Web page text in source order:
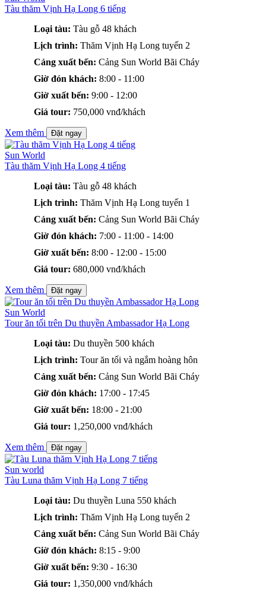
Tàu thăm Vịnh Hạ Long 6 tiếng
Loại tàu: Tàu gỗ 48 khách
Lịch trình: Thăm Vịnh Hạ Long tuyến 2
Cảng xuất bến: Cảng Sun World Bãi Cháy
Giờ đón khách: 8:00 - 11:00
Giờ xuất bến: 9:00 - 12:00
Giá tour: 750,000 vnđ/khách
Xem thêm Đặt ngay
Sun World
Tàu thăm Vịnh Hạ Long 4 tiếng
Loại tàu: Tàu gỗ 48 khách
Lịch trình: Thăm Vịnh Hạ Long tuyến 1
Cảng xuất bến: Cảng Sun World Bãi Cháy
Giờ đón khách: 7:00 - 11:00 - 14:00
Giờ xuất bến: 8:00 - 12:00 - 15:00
Giá tour: 680,000 vnđ/khách
Xem thêm Đặt ngay
Sun World
Tour ăn tối trên Du thuyền Ambassador Hạ Long
Loại tàu: Du thuyền 500 khách
Lịch trình: Tour ăn tối và ngắm hoàng hôn
Cảng xuất bến: Cảng Sun World Bãi Cháy
Giờ đón khách: 17:00 - 17:45
Giờ xuất bến: 18:00 - 21:00
Giá tour: 1,250,000 vnđ/khách
Xem thêm Đặt ngay
Sun world
Tàu Luna thăm Vịnh Hạ Long 7 tiếng
Loại tàu: Du thuyền Luna 550 khách
Lịch trình: Thăm Vịnh Hạ Long tuyến 2
Cảng xuất bến: Cảng Sun World Bãi Cháy
Giờ đón khách: 8:15 - 9:00
Giờ xuất bến: 9:30 - 16:30
Giá tour: 1,350,000 vnđ/khách